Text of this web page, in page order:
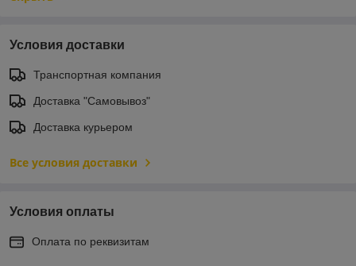
Условия доставки
Транспортная компания
Доставка "Самовывоз"
Доставка курьером
Все условия доставки
Условия оплаты
Оплата по реквизитам